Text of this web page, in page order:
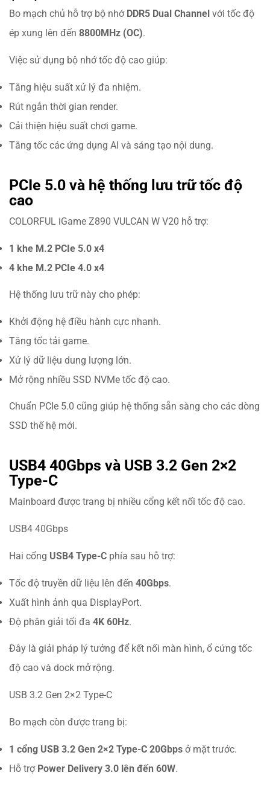
Bo mạch chủ hỗ trợ bộ nhớ DDR5 Dual Channel với tốc độ
ép xung lên đến 8800MHz (OC).
Việc sử dụng bộ nhớ tốc độ cao giúp:
Tăng hiệu suất xử lý đa nhiệm.
Rút ngắn thời gian render.
Cải thiện hiệu suất chơi game.
Tăng tốc các ứng dụng AI và sáng tạo nội dung.
PCIe 5.0 và hệ thống lưu trữ tốc độ
cao
COLORFUL iGame Z890 VULCAN W V20 hỗ trợ:
1 khe M.2 PCIe 5.0 x4
4 khe M.2 PCIe 4.0 x4
Hệ thống lưu trữ này cho phép:
Khởi động hệ điều hành cực nhanh.
Tăng tốc tải game.
Xử lý dữ liệu dung lượng lớn.
Mở rộng nhiều SSD NVMe tốc độ cao.
Chuẩn PCIe 5.0 cũng giúp hệ thống sẵn sàng cho các dòng
SSD thế hệ mới.
USB4 40Gbps và USB 3.2 Gen 2×2
Type-C
Mainboard được trang bị nhiều cổng kết nối tốc độ cao.
USB4 40Gbps
Hai cổng USB4 Type-C phía sau hỗ trợ:
Tốc độ truyền dữ liệu lên đến 40Gbps.
Xuất hình ảnh qua DisplayPort.
Độ phân giải tối đa 4K 60Hz.
Đây là giải pháp lý tưởng để kết nối màn hình, ổ cứng tốc
độ cao và dock mở rộng.
USB 3.2 Gen 2×2 Type-C
Bo mạch còn được trang bị:
1 cổng USB 3.2 Gen 2×2 Type-C 20Gbps ở mặt trước.
Hỗ trợ Power Delivery 3.0 lên đến 60W.